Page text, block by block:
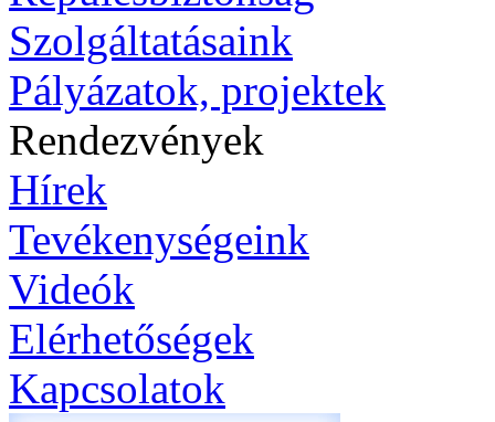
Szolgáltatásaink
Pályázatok, projektek
Rendezvények
Hírek
Tevékenységeink
Videók
Elérhetőségek
Kapcsolatok